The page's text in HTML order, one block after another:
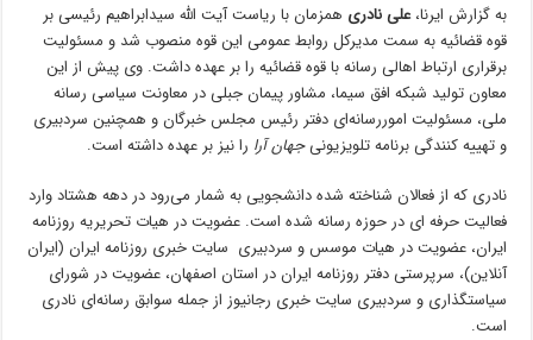
به گزارش ایرنا،علی نادری همزمان با ریاست آیت الله سیدابراهیم رئیسی بر
قوه قضائیه به سمت مدیرکل روابط عمومی این قوه منصوب شد و مسئولیت
برقراری ارتباط اهالی رسانه با قوه قضائیه را بر عهده داشت. وی پیش از این
معاون تولید شبکه افق سیما، مشاور پیمان جبلی در معاونت سیاسی رسانه
ملی، مسئولیت اموررسانه‌ای دفتر رئیس مجلس خبرگان و همچنین سردبیری
و تهییه کنندگی برنامه تلویزیونیجهان آرا را نیز بر عهده داشته است.
نادری که از فعالان شناخته شده دانشجویی به شمار می‌رود در دهه هشتاد وارد
فعالیت حرفه ای در حوزه رسانه شده است. عضویت در هیات تحریریه روزنامه
ایران، عضویت در هیات موسس و سردبیری سایت خبری روزنامه ایران (ایران
آنلاین)، سرپرستی دفتر روزنامه ایران در استان اصفهان، عضویت در شورای
سیاستگذاری و سردبیری سایت خبری رجانیوز از جمله سوابق رسانه‌ای نادری
است.